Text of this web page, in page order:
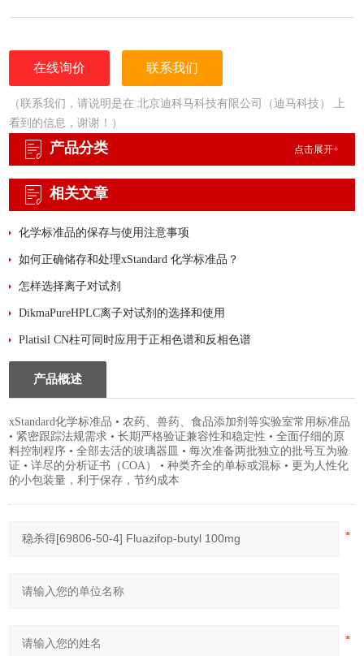
• 详尽的分析证书（COA）
• 更为人性化的小包装量，利于保存，节约成本
在线询价 联系我们
（联系我们，请说明是在 北京迪科马科技有限公司（迪马科技） 上
看到的信息，谢谢！）
产品分类 点击展开+
相关文章
化学标准品的保存与使用注意事项
如何正确储存和处理xStandard 化学标准品？
怎样选择离子对试剂
DikmaPureHPLC离子对试剂的选择和使用
Platisil CN柱可同时应用于正相色谱和反相色谱
产品概述
xStandard化学标准品 • 农药、兽药、食品添加剂等实验室常用标准品
• 紧密跟踪法规需求 • 长期严格验证兼容性和稳定性 • 全面仔细的原
料控制程序 • 全部去活的玻璃器皿 • 每次准备两批独立的批号互为验
证 • 详尽的分析证书（COA） • 种类齐全的单标或混标 • 更为人性化
的小包装量，利于保存，节约成本